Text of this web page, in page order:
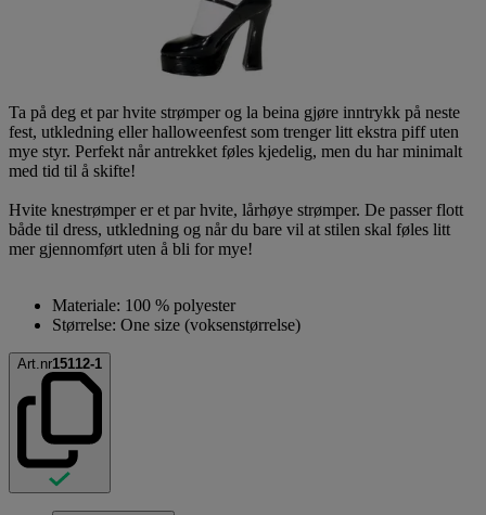
Ta på deg et par hvite strømper og la beina gjøre inntrykk på neste
fest, utkledning eller halloweenfest som trenger litt ekstra piff uten
mye styr. Perfekt når antrekket føles kjedelig, men du har minimalt
med tid til å skifte!
Hvite knestrømper er et par hvite, lårhøye strømper. De passer flott
både til dress, utkledning og når du bare vil at stilen skal føles litt
mer gjennomført uten å bli for mye!
Materiale: 100 % polyester
Størrelse: One size (voksenstørrelse)
Art.nr15112-1